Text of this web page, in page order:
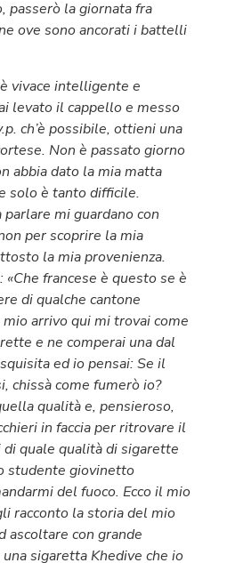
passerò la giornata fra
ove sono ancorati i battelli
vivace intelligente e
levato il cappello e messo
ch’è possibile, ottieni una
Non è passato giorno
abbia dato la mia matta
solo è tanto difficile.
parlare mi guardano con
per scoprire la mia
la mia provenienza.
«Che francese è questo se è
di qualche cantone
arrivo qui mi trovai come
e ne comperai una dal
ed io pensai: Se il
chissà come fumerò io?
qualità e, pensieroso,
in faccia per ritrovare il
quale qualità di sigarette
studente giovinetto
del fuoco. Ecco il mio
racconto la storia del mio
ascoltare con grande
sigaretta Khedive che io